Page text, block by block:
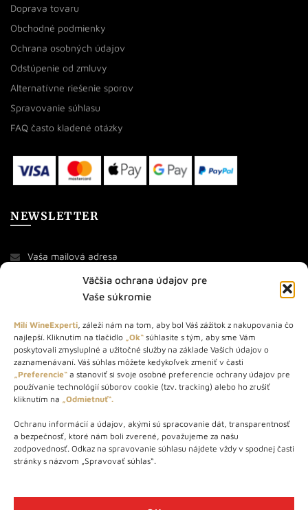
Väčšia ochrana údajov pre
Vaše súkromie
Milí WineExperti, záleží nám na tom, aby bol Váš zážitok z nakupovania čo
najlepší. Kliknutím na tlačidlo „Ok“ súhlasíte s tým, aby sme Vám
poskytovali zmysluplné a užitočné služby na základe Vašich údajov o
zaznamenávaní. Váš súhlas môžete kedykoľvek zmeniť v časti
„Preferencie“ a stanoviť si svoje osobné preferencie ochrany údajov pre
používanie technológií súborov cookie (tzv. tracking) alebo ho zrušiť
kliknutím na „Odmietnuť“.
Ochranu informácií a údajov, akými sú spracovanie dát, transparentnosť
a bezpečnosť, ktoré nám boli zverené, považujeme za našu
zodpovednosť. Odkaz na spravovanie súhlasu nájdete vždy v spodnej časti
stránky s názvom „Spravovať súhlas“.
Doprava tovaru
Obchodné podmienky
Ochrana osobných údajov
Odstúpenie od zmluvy
Alternatívne riešenie sporov
Spravovanie súhlasu
FAQ často kladené otázky
NEWSLETTER
O NÁS
STORE – obchod s vínom a destilátmi od roku 2010. Na našej
webovej stránke predávame viac ako 1000+ značkových
produktov.
Info tel.: +421 917 779 888
Vínotéka: +421 917 888 879
Vínotéka: Bratislavská 49/B, Bratislava 841 06